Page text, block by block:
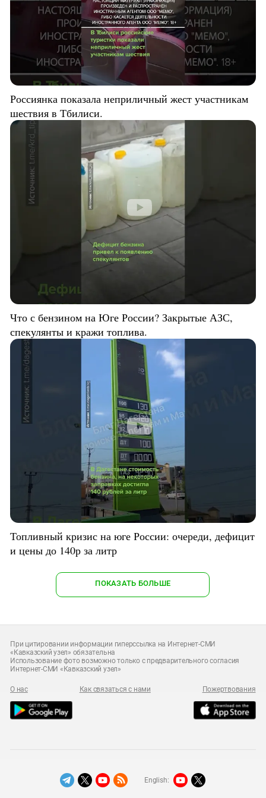
Россиянка показала неприличный жест участникам
шествия в Тбилиси.
Что с бензином на Юге России? Закрытые АЗС,
спекулянты и кражи топлива.
Топливный кризис на юге России: очереди, дефицит
и цены до 140р за литр
ПОКАЗАТЬ БОЛЬШЕ
При цитировании информации гиперссылка на Интернет-СМИ
«Кавказский узел» обязательна
Использование фото возможно только с предварительного согласия
Интернет-СМИ «Кавказский узел»
О нас Как связаться с нами Пожертвования
English: